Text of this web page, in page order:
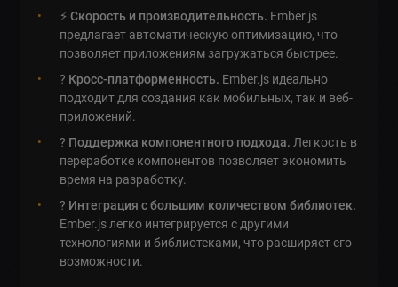
⚡Скорость и производительность. Ember.js
предлагает автоматическую оптимизацию, что
позволяет приложениям загружаться быстрее.
? Кросс-платформенность. Ember.js идеально
подходит для создания как мобильных, так и веб-
приложений.
? Поддержка компонентного подхода. Легкость в
переработке компонентов позволяет экономить
время на разработку.
? Интеграция с большим количеством библиотек.
Ember.js легко интегрируется с другими
технологиями и библиотеками, что расширяет его
возможности.